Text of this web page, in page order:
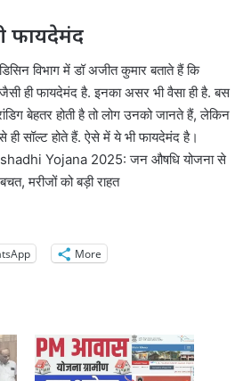
फायदेमंद
विभाग में डॉ अजीत कुमार बताते हैं कि
ही फायदेमंद है. इनका असर भी वैसा ही है. बस
बेहतर होती है तो लोग उनको जानते हैं, लेकिन
सॉल्ट होते हैं. ऐसे में ये भी फायदेमंद है।
Yojana 2025: जन औषधि योजना से
मरीजों को बड़ी राहत
More